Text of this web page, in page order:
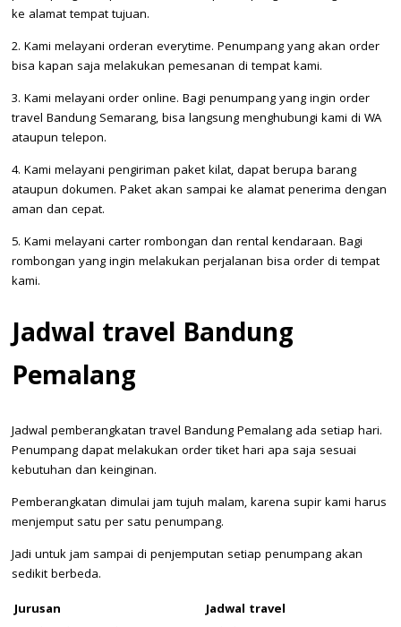
ke alamat tempat tujuan.
2. Kami melayani orderan everytime. Penumpang yang akan order
bisa kapan saja melakukan pemesanan di tempat kami.
3. Kami melayani order online. Bagi penumpang yang ingin order
travel Bandung Semarang, bisa langsung menghubungi kami di WA
ataupun telepon.
4. Kami melayani pengiriman paket kilat, dapat berupa barang
ataupun dokumen. Paket akan sampai ke alamat penerima dengan
aman dan cepat.
5. Kami melayani carter rombongan dan rental kendaraan. Bagi
rombongan yang ingin melakukan perjalanan bisa order di tempat
kami.
Jadwal travel Bandung
Pemalang
Jadwal pemberangkatan travel Bandung Pemalang ada setiap hari.
Penumpang dapat melakukan order tiket hari apa saja sesuai
kebutuhan dan keinginan.
Pemberangkatan dimulai jam tujuh malam, karena supir kami harus
menjemput satu per satu penumpang.
Jadi untuk jam sampai di penjemputan setiap penumpang akan
sedikit berbeda.
Jurusan
Jadwal travel